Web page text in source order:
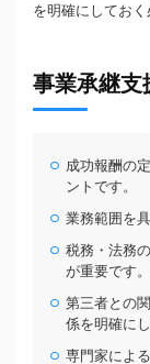
を明確にしておく
事業承継支
成功報酬の
ントです。
業務範囲を
税務・法務
が重要です。
第三者との
係を明確にし
専門家によ